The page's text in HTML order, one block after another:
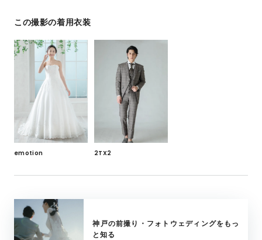
この撮影の着用衣装
emotion 2TX2
神戸の前撮り・フォトウェディングをもっ
と知る